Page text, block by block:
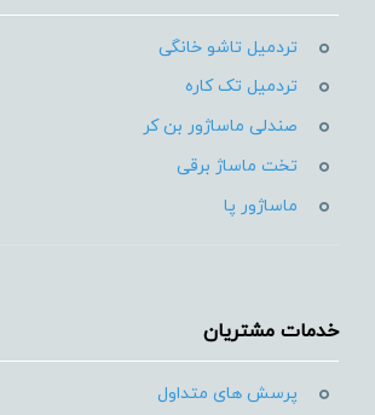
تردمیل تاشو خانگی
تردمیل تک کاره
صندلی ماساژور بن کر
تخت ماساژ برقی
ماساژور پا
خدمات مشتریان
پرسش های متداول